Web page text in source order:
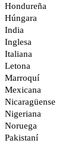
Hondureña
Húngara
India
Inglesa
Italiana
Letona
Marroquí
Mexicana
Nicaragüense
Nigeriana
Noruega
Pakistaní